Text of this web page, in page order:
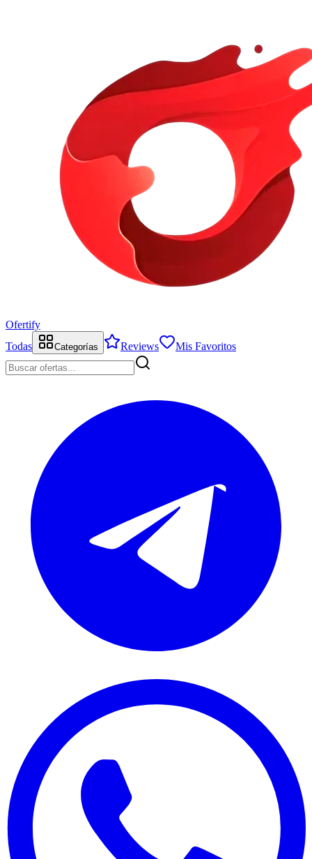
Ofertify
Todas
Categorías Reviews Mis Favoritos